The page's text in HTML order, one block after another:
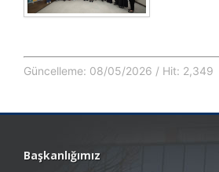
Güncelleme: 08/05/2026 / Hit: 2,349
Başkanlığımız